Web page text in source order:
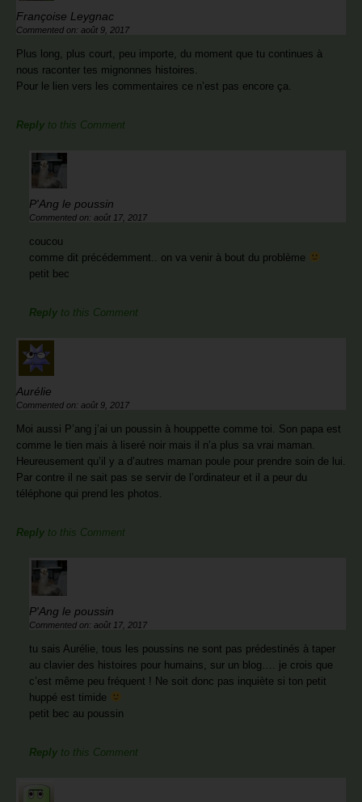
Françoise Leygnac
Commented on: août 9, 2017
Plus long, plus court, peu importe, du moment que tu continues à
nous raconter tes mignonnes histoires.
Pour le lien vers les commentaires ce n’est pas encore ça.
Reply to this Comment
P'Ang le poussin
Commented on: août 17, 2017
coucou
comme dit précédemment.. on va venir à bout du problème
petit bec
Reply to this Comment
Aurélie
Commented on: août 9, 2017
Moi aussi P’ang j’ai un poussin à houppette comme toi. Son papa est
comme le tien mais à liseré noir mais il n’a plus sa vrai maman.
Heureusement qu’il y a d’autres maman poule pour prendre soin de lui.
Par contre il ne sait pas se servir de l’ordinateur et il a peur du
téléphone qui prend les photos.
Reply to this Comment
P'Ang le poussin
Commented on: août 17, 2017
tu sais Aurélie, tous les poussins ne sont pas prédestinés à taper
au clavier des histoires pour humains, sur un blog…. je crois que
c’est même peu fréquent ! Ne soit donc pas inquiète si ton petit
huppé est timide
petit bec au poussin
Reply to this Comment